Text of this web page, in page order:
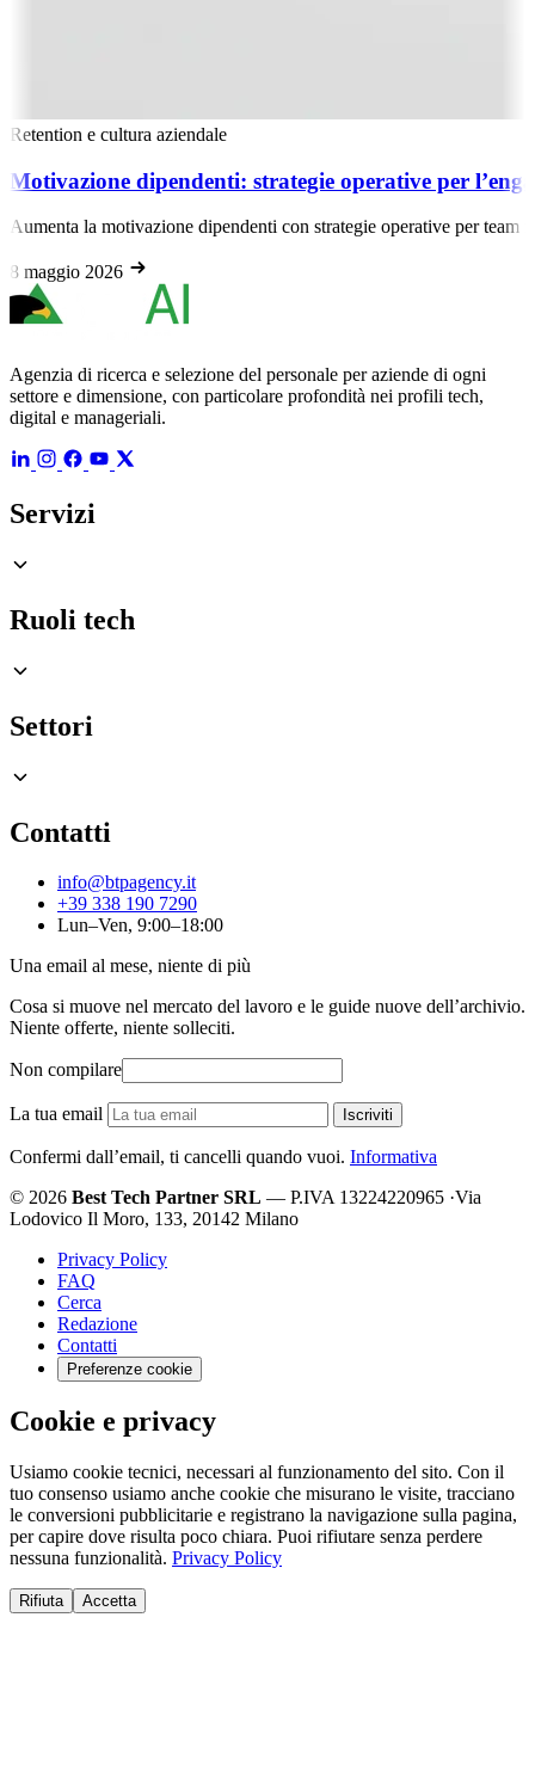
Retention e cultura aziendale
Motivazione dipendenti: strategie operative per
Aumenta la motivazione dipendenti con strategie operative per
8 maggio 2026
Agenzia di ricerca e selezione del personale per aziende di ogni
settore e dimensione, con particolare profondità nei profili tech,
digital e manageriali.
Servizi
Ruoli tech
Settori
Contatti
info@btpagency.it
+39 338 190 7290
Lun–Ven, 9:00–18:00
Una email al mese, niente di più
Cosa si muove nel mercato del lavoro e le guide nuove dell’archivio.
Niente offerte, niente solleciti.
Non compilare
La tua email Iscriviti
Confermi dall’email, ti cancelli quando vuoi. Informativa
© 2026 Best Tech Partner SRL — P.IVA 13224220965 ·Via
Lodovico Il Moro, 133, 20142 Milano
Privacy Policy
FAQ
Cerca
Redazione
Contatti
Preferenze cookie
Cookie e privacy
Usiamo cookie tecnici, necessari al funzionamento del sito. Con il
tuo consenso usiamo anche cookie che misurano le visite, tracciano
le conversioni pubblicitarie e registrano la navigazione sulla pagina,
per capire dove risulta poco chiara. Puoi rifiutare senza perdere
nessuna funzionalità. Privacy Policy
Rifiuta Accetta